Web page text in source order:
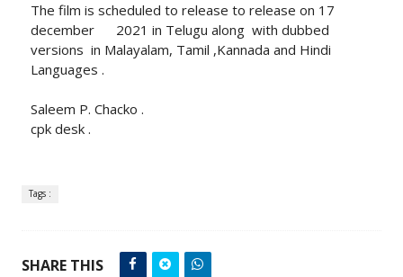
The film is scheduled to release to release on 17
december 2021 in Telugu along with dubbed
versions in Malayalam, Tamil ,Kannada and Hindi
Languages .
Saleem P. Chacko .
cpk desk .
Tags :
SHARE THIS